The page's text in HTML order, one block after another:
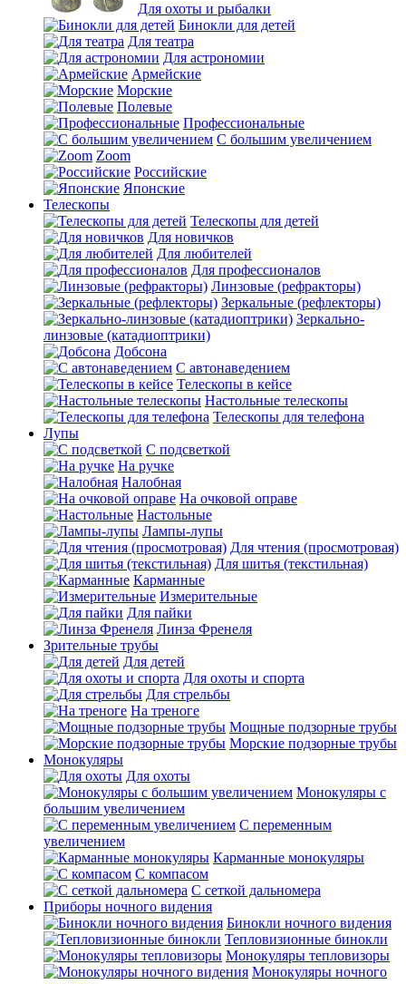
Для охоты и рыбалки
Бинокли для детей
Для театра
Для астрономии
Армейские
Морские
Полевые
Профессиональные
С большим увеличением
Zoom
Российские
Японские
Телескопы
Телескопы для детей
Для новичков
Для любителей
Для профессионалов
Линзовые (рефракторы)
Зеркальные (рефлекторы)
Зеркально-
линзовые (катадиоптрики)
Добсона
С автонаведением
Телескопы в кейсе
Настольные телескопы
Телескопы для телефона
Лупы
С подсветкой
На ручке
Налобная
На очковой оправе
Настольные
Лампы-лупы
Для чтения (просмотровая)
Для шитья (текстильная)
Карманные
Измерительные
Для пайки
Линза Френеля
Зрительные трубы
Для детей
Для охоты и спорта
Для стрельбы
На треноге
Мощные подзорные трубы
Морские подзорные трубы
Монокуляры
Для охоты
Монокуляры с
большим увеличением
С переменным
увеличением
Карманные монокуляры
С компасом
С сеткой дальномера
Приборы ночного видения
Бинокли ночного видения
Тепловизионные бинокли
Монокуляры тепловизоры
Монокуляры ночного